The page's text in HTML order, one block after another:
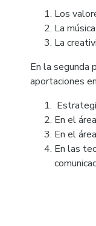
Los
La
La
En la segunda
aportaciones
En el
En el
En las